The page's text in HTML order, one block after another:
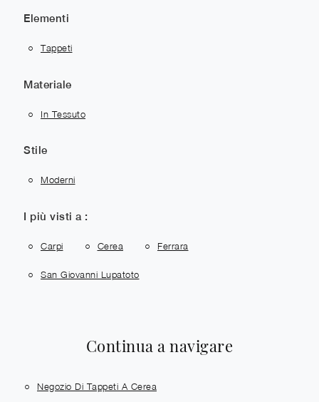
Elementi
Tappeti
Materiale
In Tessuto
Stile
Moderni
I più visti a :
Carpi Cerea Ferrara
San Giovanni Lupatoto
Continua a navigare
Negozio Di Tappeti A Cerea